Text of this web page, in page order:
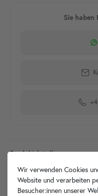
Produktdetails
Artikelbeschreibung
Wir verwenden Cookies
Website und verarbeiten
Besucher:innen unserer